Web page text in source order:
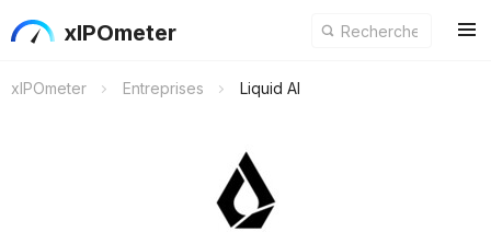
xIPOmeter
xIPOmeter Entreprises Liquid AI